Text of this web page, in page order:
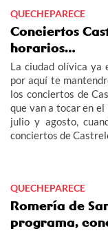
QUECHEPARECE
Conciertos
horarios…
La ciudad olívica ya
por aquí te
los conciertos de
que van a tocar en
julio y agosto,
conciertos de
QUECHEPARECE
Romería de
programa,